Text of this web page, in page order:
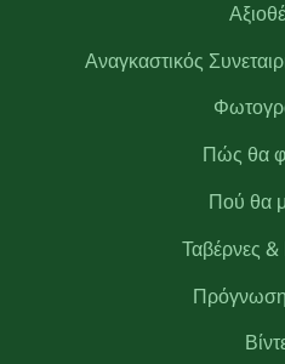
Αναγκαστικός
Πώς θα
Πού θα
Ταβέρνες &
Πρόγνωση